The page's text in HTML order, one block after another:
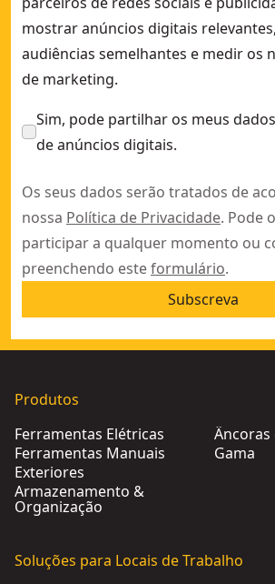
mostrar anúncios digitais
audiências semelhantes e medir os
de marketing.
Sim, pode partilhar os meus
de anúncios digitais.
Os seus dados serão tratados de
nossa Política de Privacidade. Pode
participar a qualquer momento ou
preenchendo esteformulário.
Subscreva
Produtos
Ferramentas Elétricas
Ferramentas Manuais
Exteriores
Armazenamento &
Organização
Âncoras
Gama
Soluções para Locais de Trabalho